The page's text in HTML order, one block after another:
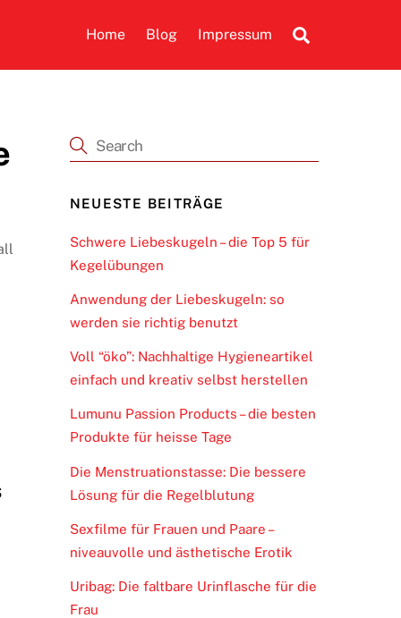
Home Blog Impressum
NEUESTE BEITRÄGE
Schwere Liebeskugeln – die Top 5 für
Kegelübungen
Anwendung der Liebeskugeln: so
werden sie richtig benutzt
Voll “öko”: Nachhaltige Hygieneartikel
einfach und kreativ selbst herstellen
Lumunu Passion Products – die besten
Produkte für heisse Tage
Die Menstruationstasse: Die bessere
Lösung für die Regelblutung
Sexfilme für Frauen und Paare –
niveauvolle und ästhetische Erotik
Uribag: Die faltbare Urinflasche für die
Frau